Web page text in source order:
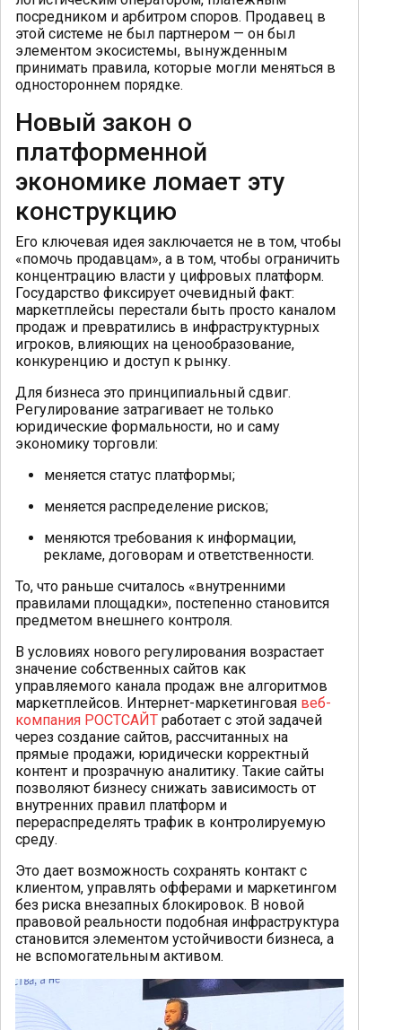
посредником и арбитром споров. Продавец в
этой системе не был партнером — он был
элементом экосистемы, вынужденным
принимать правила, которые могли меняться в
одностороннем порядке.
Новый закон о
платформенной
экономике ломает эту
конструкцию
Его ключевая идея заключается не в том, чтобы
«помочь продавцам», а в том, чтобы ограничить
концентрацию власти у цифровых платформ.
Государство фиксирует очевидный факт:
маркетплейсы перестали быть просто каналом
продаж и превратились в инфраструктурных
игроков, влияющих на ценообразование,
конкуренцию и доступ к рынку.
Для бизнеса это принципиальный сдвиг.
Регулирование затрагивает не только
юридические формальности, но и саму
экономику торговли:
меняется статус платформы;
меняется распределение рисков;
меняются требования к информации,
рекламе, договорам и ответственности.
То, что раньше считалось «внутренними
правилами площадки», постепенно становится
предметом внешнего контроля.
В условиях нового регулирования возрастает
значение собственных сайтов как
управляемого канала продаж вне алгоритмов
маркетплейсов. Интернет-маркетинговая веб-
компания РОСТСАЙТ работает с этой задачей
через создание сайтов, рассчитанных на
прямые продажи, юридически корректный
контент и прозрачную аналитику. Такие сайты
позволяют бизнесу снижать зависимость от
внутренних правил платформ и
перераспределять трафик в контролируемую
среду.
Это дает возможность сохранять контакт с
клиентом, управлять офферами и маркетингом
без риска внезапных блокировок. В новой
правовой реальности подобная инфраструктура
становится элементом устойчивости бизнеса, а
не вспомогательным активом.